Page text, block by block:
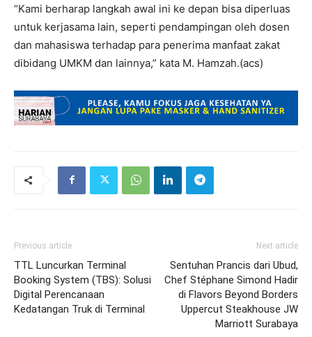
“Kami berharap langkah awal ini ke depan bisa diperluas
untuk kerjasama lain, seperti pendampingan oleh dosen
dan mahasiswa terhadap para penerima manfaat zakat
dibidang UMKM dan lainnya,” kata M. Hamzah.(acs)
Previous article
TTL Luncurkan Terminal
Booking System (TBS): Solusi
Digital Perencanaan
Kedatangan Truk di Terminal
Next article
Sentuhan Prancis dari Ubud,
Chef Stéphane Simond Hadir
di Flavors Beyond Borders
Uppercut Steakhouse JW
Marriott Surabaya